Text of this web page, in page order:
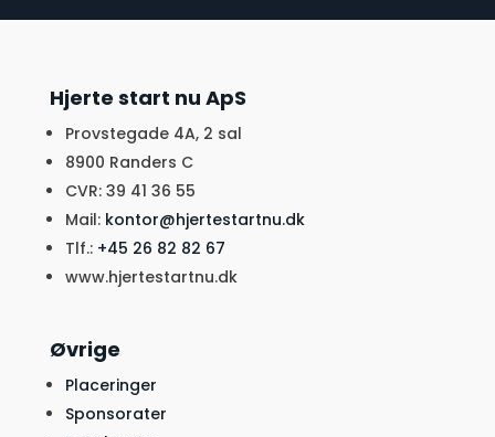
Hjerte start nu ApS
​Provstegade 4A, 2 sal
8900 Randers C
CVR: 39 41 36 55
Mail: kontor@hjertestartnu.dk​​​
Tlf.: +45 26 82 82 67
www.hjertestartnu.dk
Øvrige
Placeringer
Sponsorater